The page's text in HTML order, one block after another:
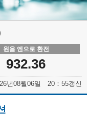
원을 엔으로 환전
932.36
년08월06일 20：55갱신